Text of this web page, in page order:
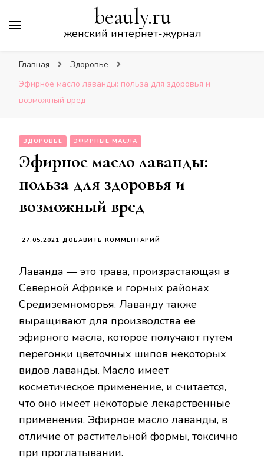
beauly.ru
женский интернет-журнал
Главная
Здоровье
Эфирное масло лаванды: польза для здоровья и
возможный вред
ЗДОРОВЬЕ ЭФИРНЫЕ МАСЛА
Эфирное масло лаванды:
польза для здоровья и
возможный вред
27.05.2021 ДОБАВИТЬ КОММЕНТАРИЙ
МАСЛО
ЛАВАНДЫ:
ПОЛЬЗА
ДЛЯ
И
ВОЗМОЖНЫЙ
Лаванда — это трава, произрастающая в
Северной Африке и горных районах
Средиземноморья. Лаванду также
выращивают для производства ее
эфирного масла, которое получают путем
перегонки цветочных шипов некоторых
видов лаванды. Масло имеет
косметическое применение, и считается,
что оно имеет некоторые лекарственные
применения. Эфирное масло лаванды, в
отличие от растительной формы, токсично
при проглатывании.